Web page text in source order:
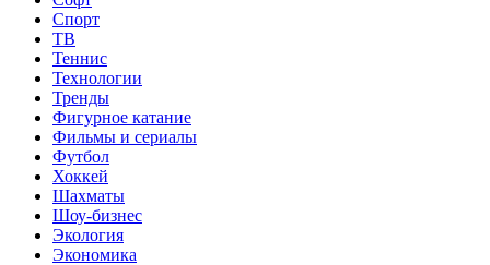
Спорт
ТВ
Теннис
Технологии
Тренды
Фигурное катание
Фильмы и сериалы
Футбол
Хоккей
Шахматы
Шоу-бизнес
Экология
Экономика